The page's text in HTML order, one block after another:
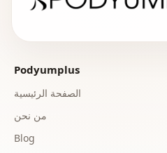
Podyumplus
الصفحة الرئيسية
من نحن
Blog